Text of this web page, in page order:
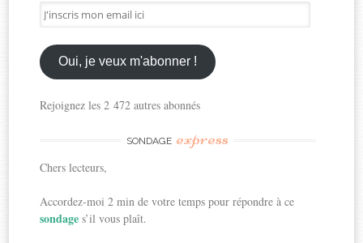
J'inscris
mon
email
ici
Oui, je veux m'abonner !
Rejoignez les 2 472 autres abonnés
SONDAGE express
Chers lecteurs,
Accordez-moi 2 min de votre temps pour répondre à ce
sondages’il vous plaît.